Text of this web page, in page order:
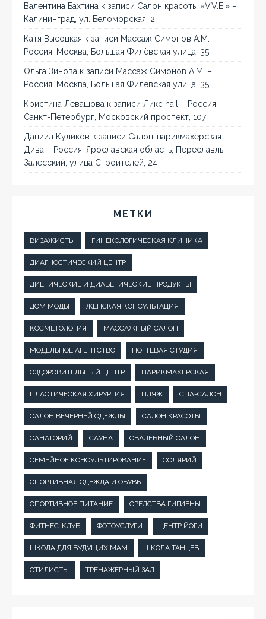
Валентина Бахтина к записи Салон красоты «V.V.E.» –
Калининград, ул. Беломорская, 2
Катя Высоцкая к записи Массаж Симонов А.М. –
Россия, Москва, Большая Филёвская улица, 35
Ольга Зинова к записи Массаж Симонов А.М. –
Россия, Москва, Большая Филёвская улица, 35
Кристина Левашова к записи Ликс nail – Россия,
Санкт-Петербург, Московский проспект, 107
Даниил Куликов к записи Салон-парикмахерская
Дива – Россия, Ярославская область, Переславль-
Залесский, улица Строителей, 24
МЕТКИ
ВИЗАЖИСТЫ ГИНЕКОЛОГИЧЕСКАЯ КЛИНИКА
ДИАГНОСТИЧЕСКИЙ ЦЕНТР
ДИЕТИЧЕСКИЕ И ДИАБЕТИЧЕСКИЕ ПРОДУКТЫ
ДОМ МОДЫ ЖЕНСКАЯ КОНСУЛЬТАЦИЯ
КОСМЕТОЛОГИЯ МАССАЖНЫЙ САЛОН
МОДЕЛЬНОЕ АГЕНТСТВО НОГТЕВАЯ СТУДИЯ
ОЗДОРОВИТЕЛЬНЫЙ ЦЕНТР ПАРИКМАХЕРСКАЯ
ПЛАСТИЧЕСКАЯ ХИРУРГИЯ ПЛЯЖ СПА-САЛОН
САЛОН ВЕЧЕРНЕЙ ОДЕЖДЫ САЛОН КРАСОТЫ
САНАТОРИЙ САУНА СВАДЕБНЫЙ САЛОН
СЕМЕЙНОЕ КОНСУЛЬТИРОВАНИЕ СОЛЯРИЙ
СПОРТИВНАЯ ОДЕЖДА И ОБУВЬ
СПОРТИВНОЕ ПИТАНИЕ СРЕДСТВА ГИГИЕНЫ
ФИТНЕС-КЛУБ ФОТОУСЛУГИ ЦЕНТР ЙОГИ
ШКОЛА ДЛЯ БУДУЩИХ МАМ ШКОЛА ТАНЦЕВ
СТИЛИСТЫ ТРЕНАЖЕРНЫЙ ЗАЛ